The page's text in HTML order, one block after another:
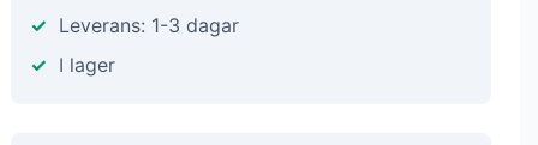
Leverans: 1-3 dagar
I lager